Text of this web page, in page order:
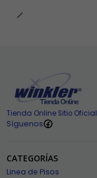
Tienda Online Sitio Oficial
Síguenos
CATEGORÍAS
Linea de Pisos